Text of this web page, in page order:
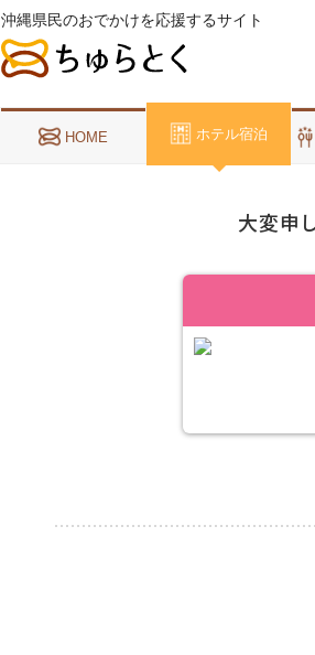
沖縄県民のおでかけを応援するサイト
HOME ホテル宿泊
大変申